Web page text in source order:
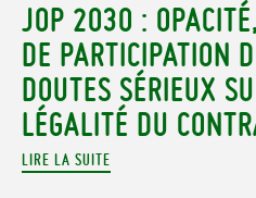
JOP 2030 :
DE PARTICIPATION
DOUTES SÉRIEUX
LÉGALITÉ DU
LIRE LA SUITE